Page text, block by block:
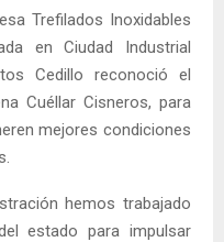
Trefilados Inoxidables
en Ciudad Industrial
Cedillo reconoció el
Cuéllar Cisneros, para
mejores condiciones
hemos trabajado
estado para impulsar